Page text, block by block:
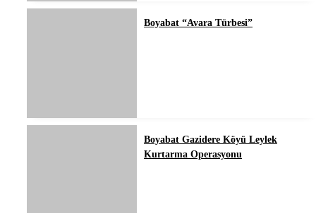
Boyabat “Avara Türbesi”
Boyabat Gazidere Köyü Leylek
Kurtarma Operasyonu